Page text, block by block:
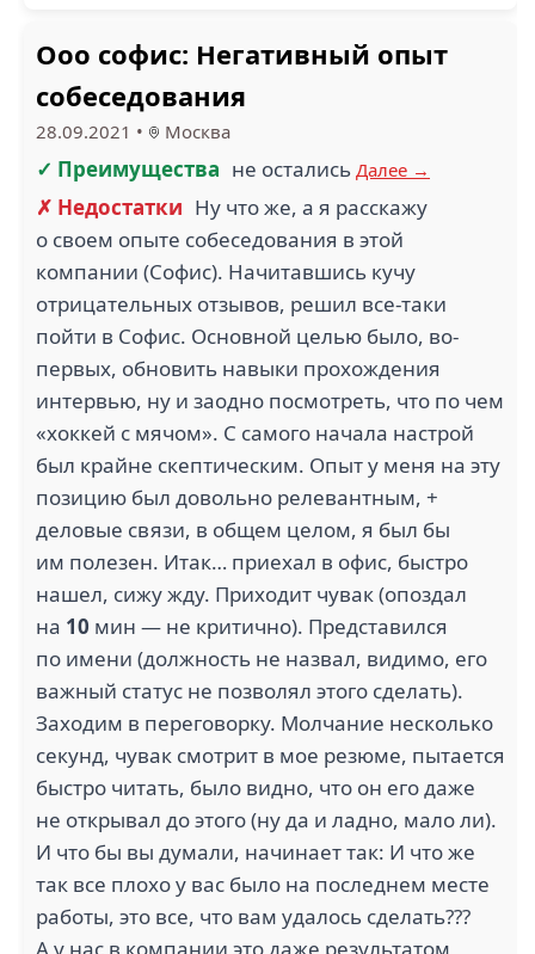
Ооо софис: Негативный опыт
собеседования
28.09.2021 • Москва
✓ Преимущества не остались Далее →
✗ Недостатки Ну что же, а я расскажу
о своем опыте собеседования в этой
компании (Софис). Начитавшись кучу
отрицательных отзывов, решил все-таки
пойти в Софис. Основной целью было, во-
первых, обновить навыки прохождения
интервью, ну и заодно посмотреть, что по чем
«хоккей с мячом». С самого начала настрой
был крайне скептическим. Опыт у меня на эту
позицию был довольно релевантным, +
деловые связи, в общем целом, я был бы
им полезен. Итак… приехал в офис, быстро
нашел, сижу жду. Приходит чувак (опоздал
на 10 мин — не критично). Представился
по имени (должность не назвал, видимо, его
важный статус не позволял этого сделать).
Заходим в переговорку. Молчание несколько
секунд, чувак смотрит в мое резюме, пытается
быстро читать, было видно, что он его даже
не открывал до этого (ну да и ладно, мало ли).
И что бы вы думали, начинает так: И что же
так все плохо у вас было на последнем месте
работы, это все, что вам удалось сделать???